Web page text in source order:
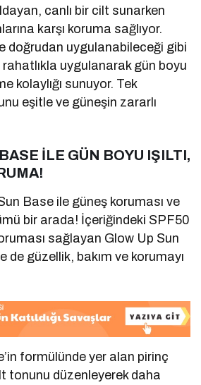
canlı bir cilt sunarken
karşı koruma sağlıyor.
doğrudan uygulanabileceği gibi
uygulanarak gün boyu
kolaylığı sunuyor. Tek
eşitle ve güneşin zararlı
İLE GÜN BOYU IŞILTI,
Base ile güneş koruması ve
bir arada! İçeriğindeki SPF50
sağlayan Glow Up Sun
de güzellik, bakım ve korumayı
formülünde yer alan pirinç
tonunu düzenleyerek daha